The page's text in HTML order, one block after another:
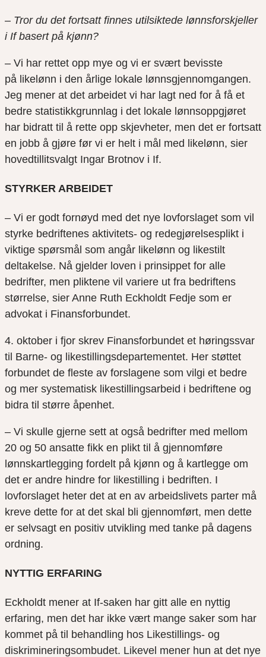
– Tror du det fortsatt finnes utilsiktede lønnsforskjeller
i If basert på kjønn?
– Vi har rettet opp mye og vi er svært bevisste
på likelønn i den årlige lokale lønnsgjennomgangen.
Jeg mener at det arbeidet vi har lagt ned for å få et
bedre statistikkgrunnlag i det lokale lønnsoppgjøret
har bidratt til å rette opp skjevheter, men det er fortsatt
en jobb å gjøre før vi er helt i mål med likelønn, sier
hovedtillitsvalgt Ingar Brotnov i If.
STYRKER ARBEIDET
– Vi er godt fornøyd med det nye lovforslaget som vil
styrke bedriftenes aktivitets- og redegjørelsesplikt i
viktige spørsmål som angår likelønn og likestilt
deltakelse. Nå gjelder loven i prinsippet for alle
bedrifter, men pliktene vil variere ut fra bedriftens
størrelse, sier Anne Ruth Eckholdt Fedje som er
advokat i Finansforbundet.
4. oktober i fjor skrev Finansforbundet et høringssvar
til Barne- og likestillingsdepartementet. Her støttet
forbundet de fleste av forslagene som vil gi et bedre
og mer systematisk likestillingsarbeid i bedriftene og
bidra til større åpenhet.
– Vi skulle gjerne sett at også bedrifter med mellom
20 og 50 ansatte fikk en plikt til å gjennomføre
lønnskartlegging fordelt på kjønn og å kartlegge om
det er andre hindre for likestilling i bedriften. I
lovforslaget heter det at en av arbeidslivets parter må
kreve dette for at det skal bli gjennomført, men dette
er selvsagt en positiv utvikling med tanke på dagens
ordning.
NYTTIG ERFARING
Eckholdt mener at If-saken har gitt alle en nyttig
erfaring, men det har ikke vært mange saker som har
kommet på til behandling hos Likestillings- og
diskrimineringsombudet. Likevel mener hun at det nye